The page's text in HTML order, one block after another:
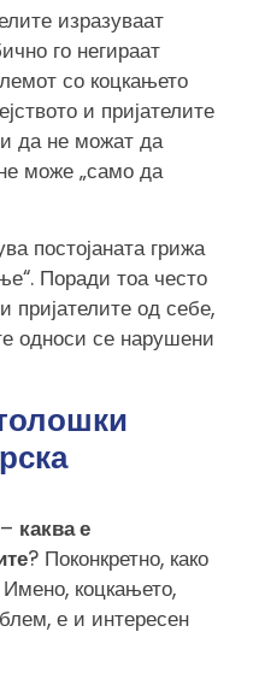
изразуваат
го негираат
со коцкањето
и пријателите
да не можат да
може „само да
постојаната грижа
Поради тоа често
пријателите од себе,
односи се нарушени
каква е
? Поконкретно, како
коцкањето,
е и интересен